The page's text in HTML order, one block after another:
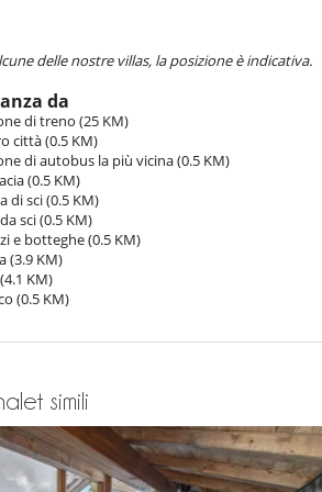
cenare a cielo aperto
ed attività sportive
internet (wifi)
stiro
hood
per il caffè Nespresso
i vostri pasti
da solo
e spese di annullamento
le domande di modificazione e d'annullamento
di annullamento si applicano in
di prenotazione non è mai rimborsata in caso
a meno di 45 Giorni prima dell'arrivo :
presentazione
delle nostre villas, la posizione è indicativa.
da
di treno (25 KM)
città (0.5 KM)
di autobus la più vicina (0.5 KM)
(0.5 KM)
di sci (0.5 KM)
sci (0.5 KM)
e botteghe (0.5 KM)
(3.9 KM)
KM)
(0.5 KM)
simili